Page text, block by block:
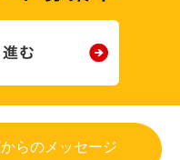
らのメッセージ